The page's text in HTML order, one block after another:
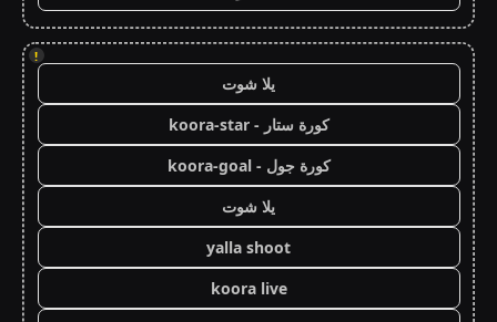
!
يلا شوت
كورة ستار - koora-star
كورة جول - koora-goal
يلا شوت
yalla shoot
koora live